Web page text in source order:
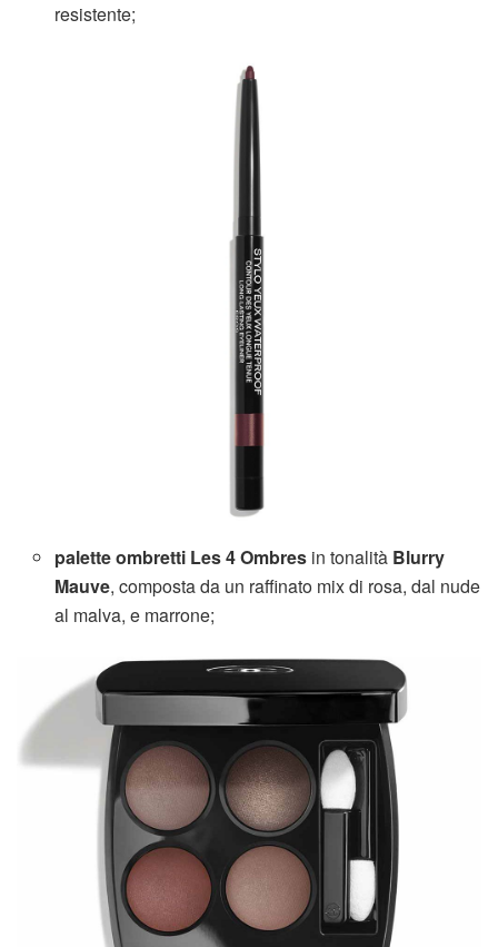
resistente;
palette ombretti Les 4 Ombres in tonalità Blurry
Mauve, composta da un raffinato mix di rosa, dal nude
al malva, e marrone;